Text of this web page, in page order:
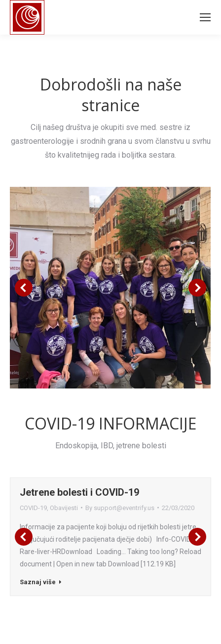
Dobrodošli na naše
stranice
Cilj našeg društva je okupiti sve med. sestre iz
gastroenterologije i srodnih grana u svom članstvu u svrhu
što kvalitetnijeg rada i boljitka sestara.
COVID-19 INFORMACIJE
Endoskopija, IBD, jetrene bolesti
Jetrene bolesti i COVID-19
COVID-19 Obavijesti By support@eventrify.us 22/03/2020
Informacije za pacijente koji boluju od rijetkih bolesti jetre
(uključujući roditelje pacijenata dječje dobi) Info-COVID19-
Rare-liver-HRDownload Loading… Taking too long? Reload
document | Open in new tab Download [112.19 KB]
Saznaj više